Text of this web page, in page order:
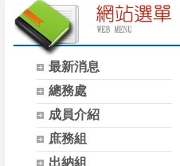
最新消息
總務處
成員介紹
庶務組
出納組